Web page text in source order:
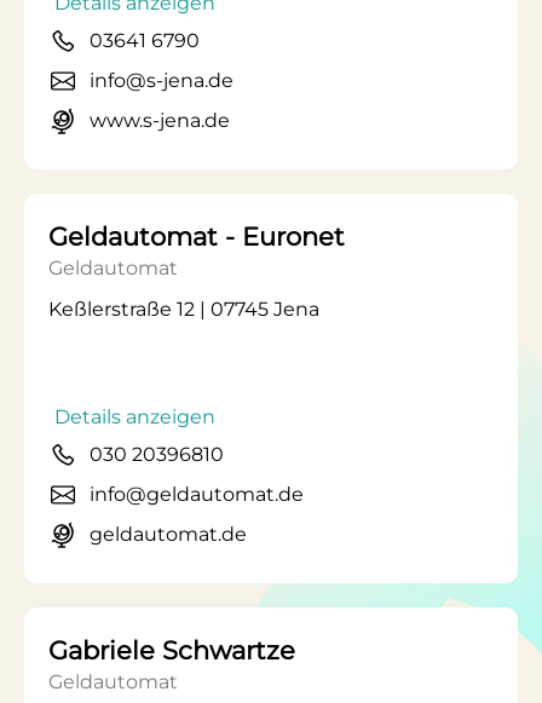
03641 6790
info@s-jena.de
www.s-jena.de
Geldautomat - Euronet
Geldautomat
Keßlerstraße 12 | 07745 Jena
Details anzeigen
030 20396810
info@geldautomat.de
geldautomat.de
Gabriele Schwartze
Geldautomat